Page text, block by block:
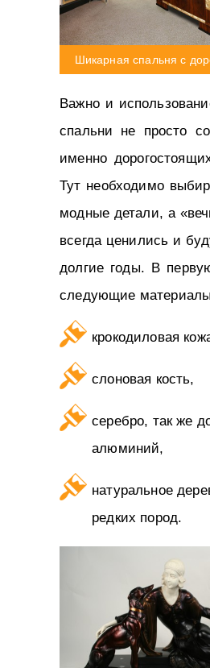
Шикарная спальня с
Важно и
спальни не просто
именно
Тут необходимо
модные детали, а
всегда ценились и
долгие годы. В
следующие
крокодиловая
слоновая кость,
серебро, так же
алюминий,
натуральное
редких пород.